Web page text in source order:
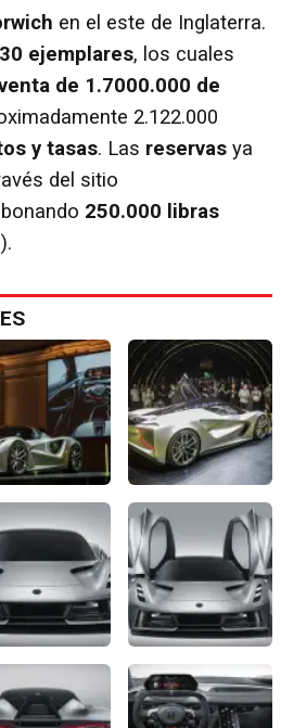
en el este de Inglaterra.
ejemplares, los cuales
de 1.7000.000 de
2.122.000
y tasas. Las reservas ya
del sitio
250.000 libras